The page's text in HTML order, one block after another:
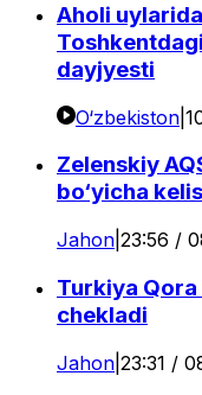
Aholi
dayjyesti
O‘zbekiston
Zelenskiy
bo‘yicha
Jahon 23:56 /
Turkiya
chekladi
Jahon 23:31 /